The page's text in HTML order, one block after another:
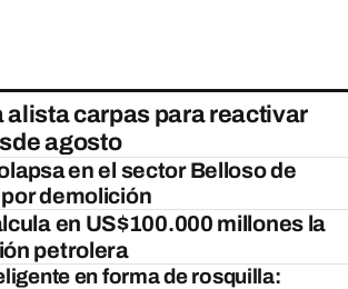
alista carpas para reactivar
agosto
en el sector Belloso de
demolición
en US$100.000 millones la
petrolera
en forma de rosquilla: